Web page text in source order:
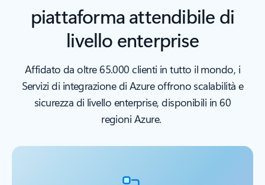
piattaforma attendibile di
livello enterprise
Affidato da oltre 65.000 clienti in tutto il mondo, i
Servizi di integrazione di Azure offrono scalabilità e
sicurezza di livello enterprise, disponibili in 60
regioni Azure.